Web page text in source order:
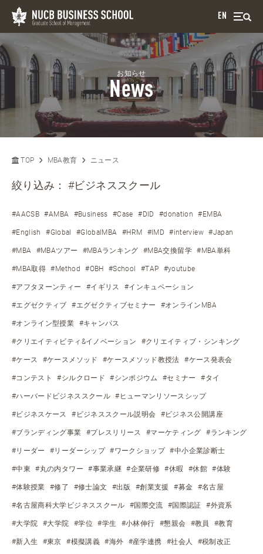
EN
お知らせ
News
TOP MBA教育 ニュース
絞り込み：#ビジネススクール
#AACSB #AMBA #Business #Case #DID #donation #EMBA
#English #Global #GlobalMBA #HRM #IMD #interview #Japan
#MBA #MBAツアー #MBAランキング #MBA交換留学 #MBA単科
#MBA取得 #Method #OBH #School #TAP #youtube
#アフタヌーンティー #イギリス #インキュベーション
#エグゼクティブ #エグゼクティブセミナー #オンラインMBA
#オンライン型授業 #キャンパス
#クリエイティビティ&イノベーション #クリエイティブ・シンキング
#ケース #ケースメソッド #ケースメソッド教授法 #ケース発表会
#コンテスト #シルクロード #シンポジウム #セミナー #タイ
#ハーバードビジネススクール #ヒューマンリソースシップ
#ビジネスケース #ビジネススクール説明会 #ビジネス公開講座
#ブランディング事業 #プレスリリース #マーケティング #ランキング
#リーダー #リーダーシップ #ワークショップ #中小企業診断士
#中東 #丸の内タワー #事業承継 #企業研修 #休暇 #休館 #体験
#体験授業 #修了 #修士論文 #出版 #創業支援 #募金 #名古屋
#名古屋商科大学ビジネススクール #国際交流 #国際認証 #外資系
#大学院 #大学院 #学位 #学生 #小林伸行 #懇親会 #教員 #教育
#新入生 #東京 #模擬講義 #海外 #産学連携 #社会人 #税制改正